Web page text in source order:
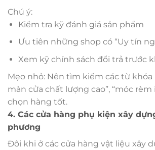
Chú ý:
Kiểm tra kỹ đánh giá sản phẩm
Ưu tiên những shop có “Uy tín
Xem kỹ chính sách đổi trả trước
Mẹo nhỏ: Nên tìm kiếm các từ
màn cửa chất lượng cao”, “móc rèm
chọn hàng tốt.
4. Các cửa hàng phụ kiện xây
phương
Đôi khi ở các cửa hàng vật liệu xây